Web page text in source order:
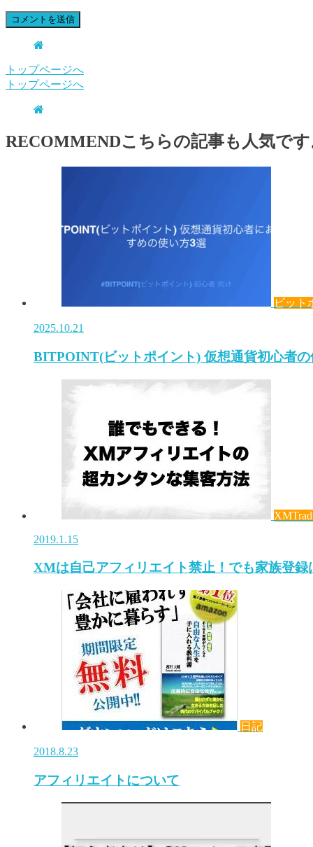
トップページへ
トップページへ
RECOMMENDこちらの記事も人気です
ビット
2025.10.21
BITPOINT(ビットポイント) 仮想通貨初心者の
2019.1.15
XMは自己アフィリエイト禁止！でも家族登録
日記
2018.8.23
アフィリエイトについて